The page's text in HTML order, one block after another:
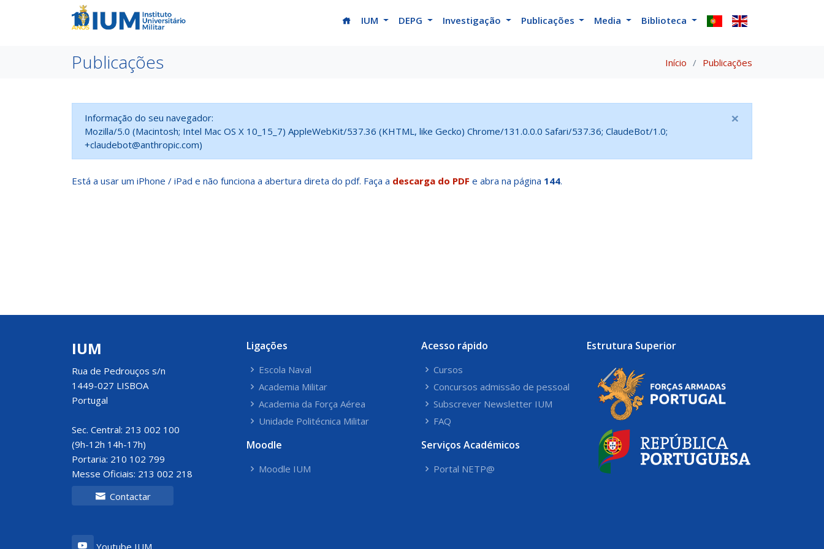
(current)
IUM DEPG Investigação Publicações Media Biblioteca
Publicações Início Publicações
Informação do seu navegador:
Mozilla/5.0 (Macintosh; Intel Mac OS X 10_15_7) AppleWebKit/537.36 (KHTML, like Gecko) Chrome/131.0.0.0 Safari/537.36; ClaudeBot/1.0;
+claudebot@anthropic.com)
×
Está a usar um iPhone / iPad e não funciona a abertura direta do pdf. Faça a descarga do PDF e abra na página 144.
IUM
Rua de Pedrouços s/n
1449-027 LISBOA
Portugal
Sec. Central: 213 002 100
(9h-12h 14h-17h)
Portaria: 210 102 799
Messe Oficiais: 213 002 218
Contactar
Youtube IUM
Ligações
Escola Naval
Academia Militar
Academia da Força Aérea
Unidade Politécnica Militar
Moodle
Moodle IUM
Acesso rápido
Cursos
Concursos admissão de pessoal
Subscrever Newsletter IUM
FAQ
Serviços Académicos
Portal NETP@
Estrutura Superior